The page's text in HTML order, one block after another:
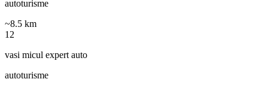
autoturisme
~8.5 km
12
vasi micul expert auto
autoturisme